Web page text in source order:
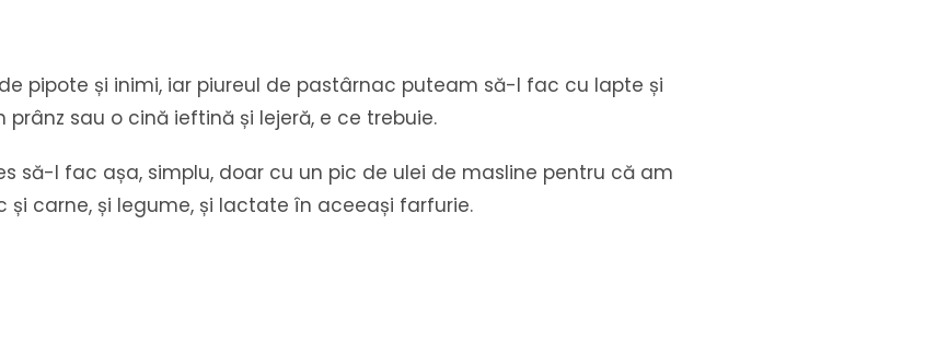
pipote și inimi, iar piureul de pastârnac puteam să-l fac cu lapte și
sau o cină ieftină și lejeră, e ce trebuie.
să-l fac așa, simplu, doar cu un pic de ulei de masline pentru că am
carne, și legume, și lactate în aceeași farfurie.